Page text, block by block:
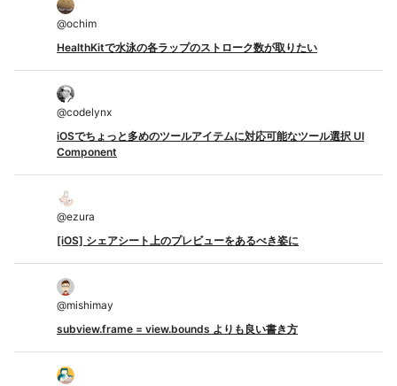
@ochim
HealthKitで水泳の各ラップのストローク数が取りたい
@codelynx
iOSでちょっと多めのツールアイテムに対応可能なツール選択 UI
Component
@ezura
[iOS] シェアシート上のプレビューをあるべき姿に
@mishimay
subview.frame = view.bounds よりも良い書き方